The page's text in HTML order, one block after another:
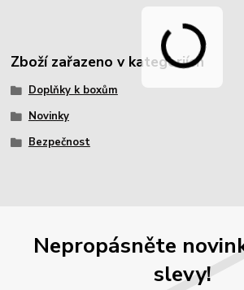
Zboží zařazeno v kategoriích
Doplňky k boxům
Novinky
Bezpečnost
Nepropásněte
slevy!